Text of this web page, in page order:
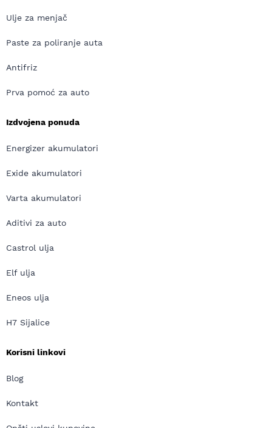
Ulje za menjač
Paste za poliranje auta
Antifriz
Prva pomoć za auto
Izdvojena ponuda
Energizer akumulatori
Exide akumulatori
Varta akumulatori
Aditivi za auto
Castrol ulja
Elf ulja
Eneos ulja
H7 Sijalice
Korisni linkovi
Blog
Kontakt